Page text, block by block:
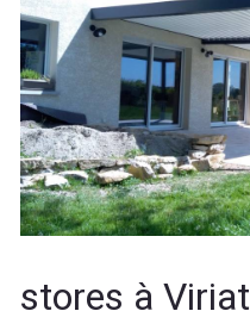
stores à Viriat